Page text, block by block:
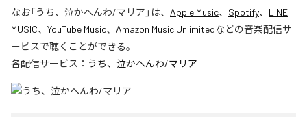
なお「うち、泣かへんわ/マリア 」は、 Apple Music、 Spotify、 LINE
MUSIC、 YouTube Music、 Amazon Music Unlimitedなどの音楽配信サ
ービスで聴くことができる。
各配信サービス： うち、泣かへんわ/マリア